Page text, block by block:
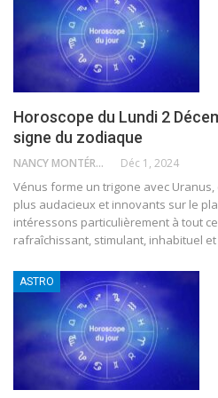
Horoscope du Lundi 2
signe du zodiaque
NANCY MONTÉRO Déc 1, 2024
Vénus forme un trigone avec
plus audacieux et innovants sur le
intéressons particulièrement à tout
rafraîchissant, stimulant, inhabituel
ASTRO